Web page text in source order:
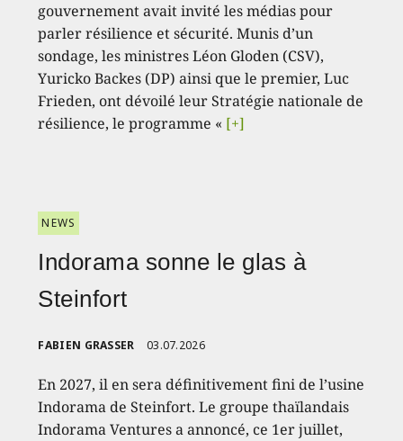
gouvernement avait invité les médias pour
parler résilience et sécurité. Munis d’un
sondage, les ministres Léon Gloden (CSV),
Yuricko Backes (DP) ainsi que le premier, Luc
Frieden, ont dévoilé leur Stratégie nationale de
résilience, le programme « [+]
NEWS
Indorama sonne le glas à
Steinfort
FABIEN GRASSER 03.07.2026
En 2027, il en sera définitivement fini de l’usine
Indorama de Steinfort. Le groupe thaïlandais
Indorama Ventures a annoncé, ce 1er juillet,